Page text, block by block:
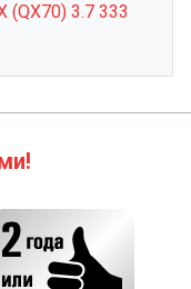
3.7 333